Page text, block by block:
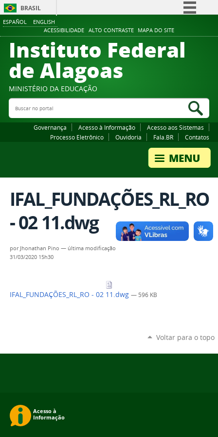
ESPAÑOL ENGLISH
ACESSIBILIDADE ALTO CONTRASTE MAPA DO SITE
BRASIL
Comunica BR
Participe
Canais
Instituto Federal
de Alagoas
MINISTÉRIO DA EDUCAÇÃO
Buscar no portal
Governança Acesso à Informação
Acesso aos Sistemas
Processo Eletrônico
Ouvidoria Fala.BR Contatos
IFAL_FUNDAÇÕES_RL_RO
- 02 11.dwg
por Jhonathan Pino — última modificação
31/03/2020 15h30
IFAL_FUNDAÇÕES_RL_RO - 02 11.dwg — 596 KB
Voltar para o topo